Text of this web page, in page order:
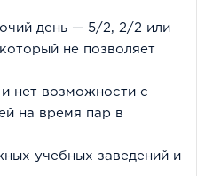
день — 5/2, 2/2 или
не позволяет
нет возможности с
на время пар в
учебных заведений и